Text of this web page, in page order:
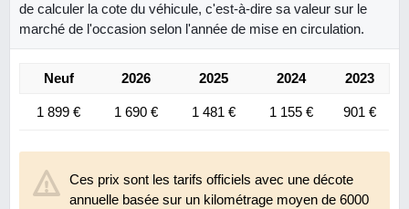
de calculer la cote du véhicule, c'est-à-dire sa valeur sur le
marché de l'occasion selon l'année de mise en circulation.
Neuf 2026 2025 2024 2023
1 899 € 1 690 € 1 481 € 1 155 € 901 €
Ces prix sont les tarifs officiels avec une décote
annuelle basée sur un kilométrage moyen de 6000